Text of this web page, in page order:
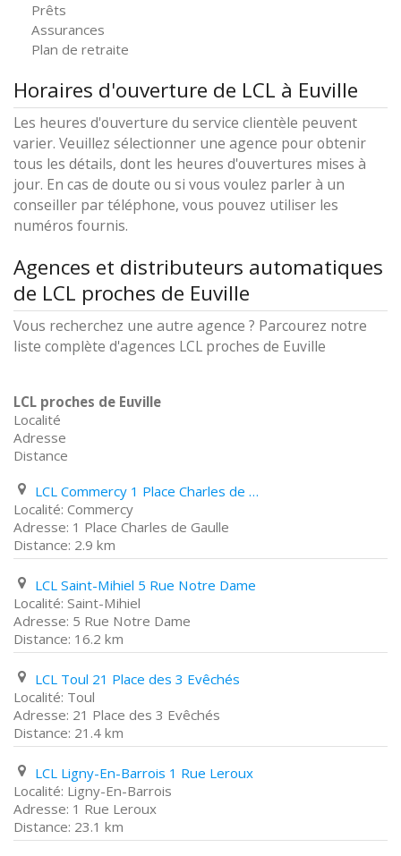
Prêts
Assurances
Plan de retraite
Horaires d'ouverture de LCL à Euville
Les heures d'ouverture du service clientèle peuvent
varier. Veuillez sélectionner une agence pour obtenir
tous les détails, dont les heures d'ouvertures mises à
jour. En cas de doute ou si vous voulez parler à un
conseiller par téléphone, vous pouvez utiliser les
numéros fournis.
Agences et distributeurs automatiques
de LCL proches de Euville
Vous recherchez une autre agence ? Parcourez notre
liste complète d'agences LCL proches de Euville
LCL proches de Euville
Localité
Adresse
Distance
LCL Commercy 1 Place Charles de Gaulle
Commercy
1 Place Charles de Gaulle
2.9 km
LCL Saint-Mihiel 5 Rue Notre Dame
Saint-Mihiel
5 Rue Notre Dame
16.2 km
LCL Toul 21 Place des 3 Evêchés
Toul
21 Place des 3 Evêchés
21.4 km
LCL Ligny-En-Barrois 1 Rue Leroux
Ligny-En-Barrois
1 Rue Leroux
23.1 km